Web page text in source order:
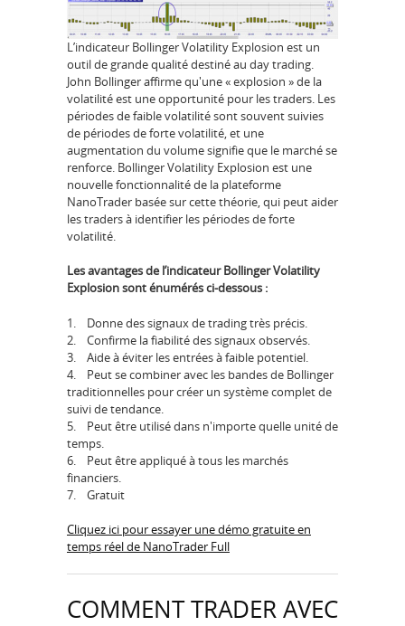
L’indicateur Bollinger Volatility Explosion est un
outil de grande qualité destiné au day trading.
John Bollinger affirme qu'une « explosion » de la
volatilité est une opportunité pour les traders. Les
périodes de faible volatilité sont souvent suivies
de périodes de forte volatilité, et une
augmentation du volume signifie que le marché se
renforce. Bollinger Volatility Explosion est une
nouvelle fonctionnalité de la plateforme
NanoTrader basée sur cette théorie, qui peut aider
les traders à identifier les périodes de forte
volatilité.
Les avantages de l’indicateur Bollinger Volatility
Explosion sont énumérés ci-dessous :
1. Donne des signaux de trading très précis.
2. Confirme la fiabilité des signaux observés.
3. Aide à éviter les entrées à faible potentiel.
4. Peut se combiner avec les bandes de Bollinger
traditionnelles pour créer un système complet de
suivi de tendance.
5. Peut être utilisé dans n'importe quelle unité de
temps.
6. Peut être appliqué à tous les marchés
financiers.
7. Gratuit
Cliquez ici pour essayer une démo gratuite en
temps réel de NanoTrader Full
COMMENT TRADER AVEC